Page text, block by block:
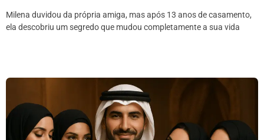
Milena duvidou da própria amiga, mas após 13 anos de casamento,
ela descobriu um segredo que mudou completamente a sua vida